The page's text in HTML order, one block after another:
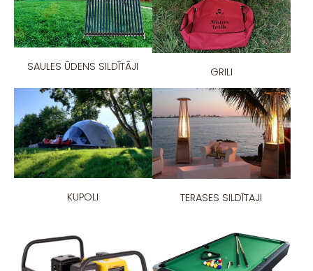
SAULES ŪDENS SILDĪTĀJI GRILI
KUPOLI TERASES SILDĪTAJI